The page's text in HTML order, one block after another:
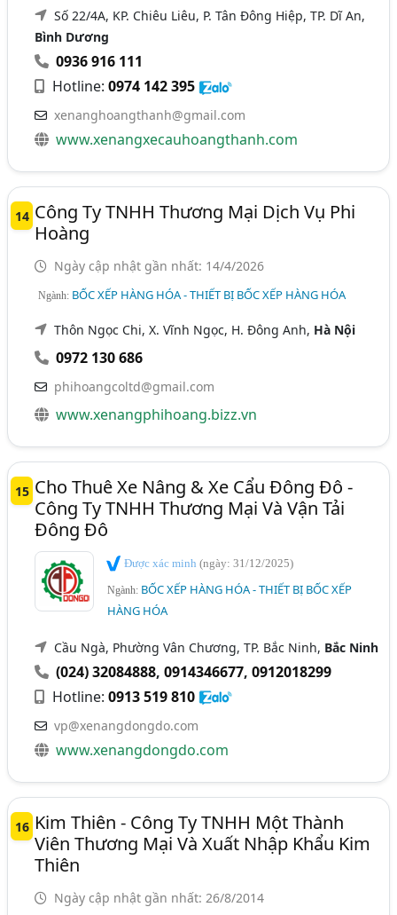
Số 22/4A, KP. Chiêu Liêu, P. Tân Đông Hiệp, TP. Dĩ An,
Bình Dương
0936 916 111
Hotline:0974 142 395
xenanghoangthanh@gmail.com
www.xenangxecauhoangthanh.com
14 Công Ty TNHH Thương Mại Dịch Vụ Phi
Hoàng
Ngày cập nhật gần nhất: 14/4/2026
Ngành: BỐC XẾP HÀNG HÓA - THIẾT BỊ BỐC XẾP HÀNG HÓA
Thôn Ngọc Chi, X. Vĩnh Ngọc, H. Đông Anh, Hà Nội
0972 130 686
phihoangcoltd@gmail.com
www.xenangphihoang.bizz.vn
15 Cho Thuê Xe Nâng & Xe Cẩu Đông Đô -
Công Ty TNHH Thương Mại Và Vận Tải
Đông Đô
Được xác minh(ngày: 31/12/2025)
Ngành: BỐC XẾP HÀNG HÓA - THIẾT BỊ BỐC XẾP
HÀNG HÓA
Cầu Ngà, Phường Vân Chương, TP. Bắc Ninh, Bắc Ninh
(024) 32084888,0914346677,0912018299
Hotline:0913 519 810
vp@xenangdongdo.com
www.xenangdongdo.com
16 Kim Thiên - Công Ty TNHH Một Thành
Viên Thương Mại Và Xuất Nhập Khẩu Kim
Thiên
Ngày cập nhật gần nhất: 26/8/2014